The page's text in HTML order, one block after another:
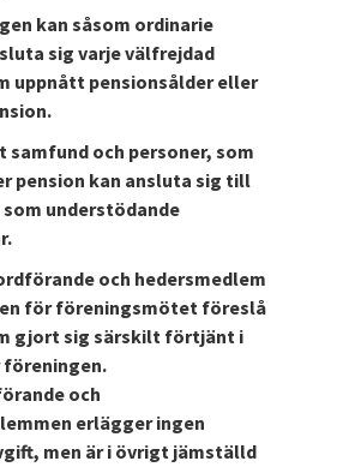
kan såsom ordinarie
sig varje välfrejdad
uppnått pensionsålder eller
och personer, som
pension kan ansluta sig till
understödande
och hedersmedlem
för föreningsmötet föreslå
gjort sig särskilt förtjänt i
och
erlägger ingen
men är i övrigt jämställd